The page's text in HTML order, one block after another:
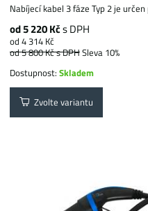
Nabíjecí kabel 3 fáze Typ 2 je
od 5 220 Kčs DPH
od 4 314 Kč
od 5 800 Kčs DPHSleva 10%
Dostupnost:Skladem
Zvolte variantu